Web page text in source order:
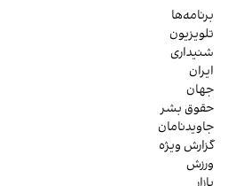
برنامه‌ها
تلویزیون
شنیداری
ایران
جهان
حقوق بشر
جاویدنامان
گزارش ویژه
ورزش